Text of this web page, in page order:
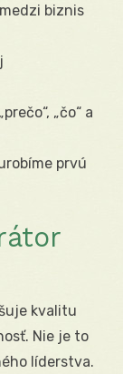
biznis
„čo“ a
prvú
kvalitu
Nie je to
líderstva.